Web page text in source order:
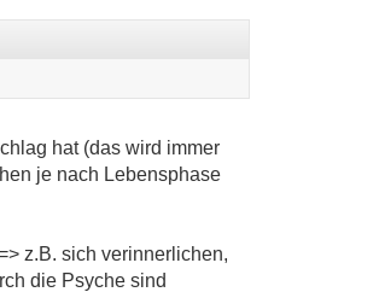
hat (das wird immer
je nach Lebensphase
z.B. sich verinnerlichen,
die Psyche sind